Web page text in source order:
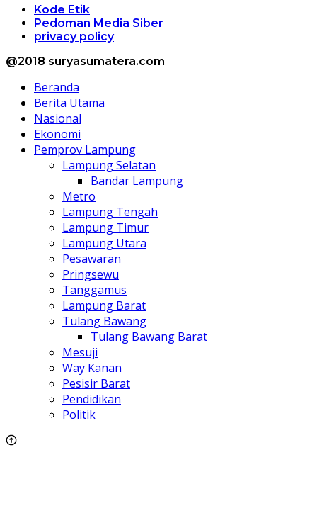
Kode Etik
Pedoman Media Siber
privacy policy
@2018 suryasumatera.com
Beranda
Berita Utama
Nasional
Ekonomi
Pemprov Lampung
Lampung Selatan
Bandar Lampung
Metro
Lampung Tengah
Lampung Timur
Lampung Utara
Pesawaran
Pringsewu
Tanggamus
Lampung Barat
Tulang Bawang
Tulang Bawang Barat
Mesuji
Way Kanan
Pesisir Barat
Pendidikan
Politik